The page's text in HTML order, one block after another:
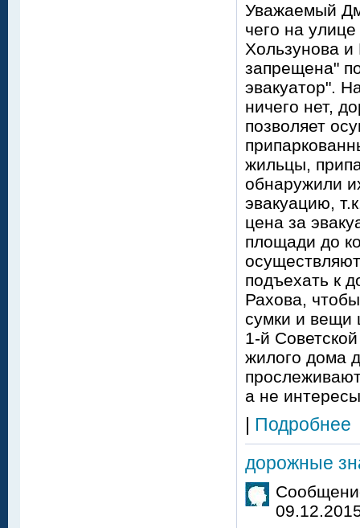
Уважаемый
чего на
Хользунова и
запрещена"
эвакуатор".
ничего нет,
позволяет
жильцы,
обнаружили
эвакуацию,
цена за
площади до
подъехать к
Рахова,
сумки и вещи
1-й
жилого дома
а не
Подробнее
дорожные